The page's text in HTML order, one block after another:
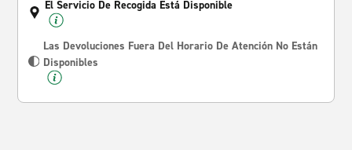
El Servicio De Recogida Está Disponible
Las Devoluciones Fuera Del Horario De Atención No Están
Disponibles